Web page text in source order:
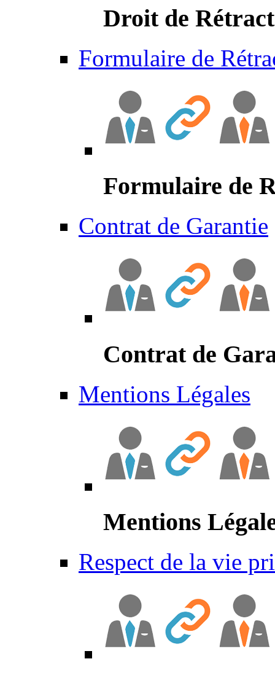
Droit de
Formulaire de
Formulaire de
Contrat de Garantie
Contrat de
Mentions Légales
Mentions
Respect de la vie